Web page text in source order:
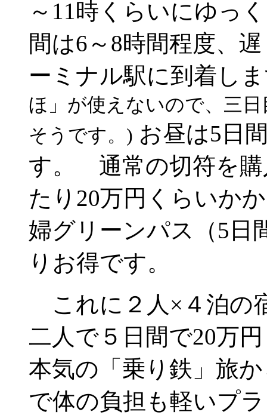
～11時くらいにゆっ
間は6～8時間程度、
ーミナル駅に到着し
ほ」が使えないので、三
そうです。) お昼は5日
す。 通常の切符を購
たり20万円くらいか
婦グリーンパス（5日
りお得です。
これに２人×４泊の
二人で５日間で20万
本気の「乗り鉄」旅
で体の負担も軽いプ